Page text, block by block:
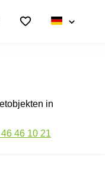
in
46 10 21